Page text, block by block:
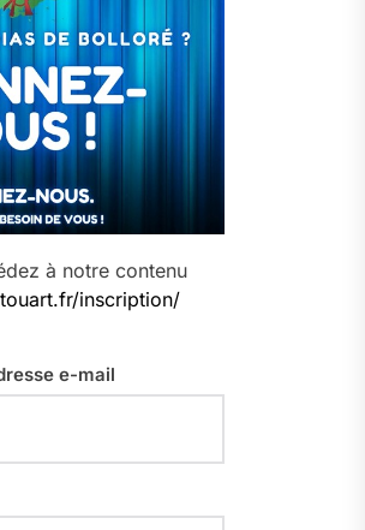
à notre contenu
inscription/
e-mail